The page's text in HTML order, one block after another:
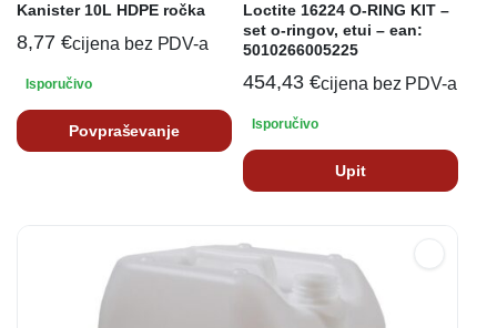
Kanister 10L HDPE ročka
8,77 €cijena bez PDV-a
Isporučivo
Povpraševanje
Loctite 16224 O-RING KIT –
set o-ringov, etui – ean:
5010266005225
454,43 €cijena bez PDV-a
Isporučivo
Upit